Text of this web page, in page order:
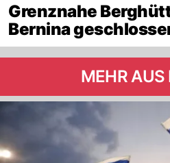
Grenznahe
Bernina
MEHR AUS